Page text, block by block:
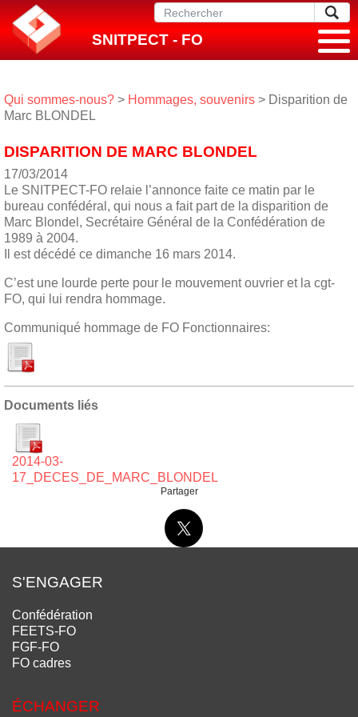
SNITPECT - FO
Qui sommes-nous? > Hommages, souvenirs > Disparition de
Marc BLONDEL
DISPARITION DE MARC BLONDEL
17/03/2014
Le SNITPECT-FO relaie l’annonce faite ce matin par le
bureau confédéral, qui nous a fait part de la disparition de
Marc Blondel, Secrétaire Général de la Confédération de
1989 à 2004.
Il est décédé ce dimanche 16 mars 2014.
C’est une lourde perte pour le mouvement ouvrier et la cgt-
FO, qui lui rendra hommage.
Communiqué hommage de FO Fonctionnaires:
Documents liés
2014-03-
17_DECES_DE_MARC_BLONDEL
Partager
S'ENGAGER
Confédération
FEETS-FO
FGF-FO
FO cadres
ÉCHANGER